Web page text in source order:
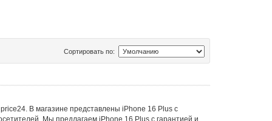
Сортировать по:
В магазине представлены iPhone 16 Plus с
Мы предлагаем iPhone 16 Plus с гарантией и